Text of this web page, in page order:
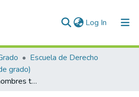
Log In (current)
Escuela de Derecho
grado)
Derechos de los hombres trans a prestaciones economicas del sistema de seguridad social : licencia de maternidad